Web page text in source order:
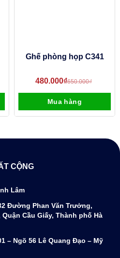
Ghế phòng họp C341
650.000₫
480.000₫
Mua hàng
CỘNG
Lâm
Đường Phan Văn Trưởng,
Cầu Giấy, Thành phố Hà
– Ngõ 56 Lê Quang Đạo – Mỹ